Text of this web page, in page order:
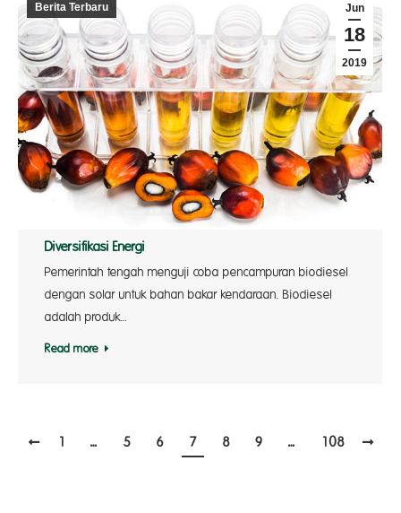
Jun
18
2019
Berita Terbaru
Diversifikasi Energi
Pemerintah tengah menguji coba pencampuran biodiesel
dengan solar untuk bahan bakar kendaraan. Biodiesel
adalah produk…
Read more
1 … 5 6 7 8 9 … 108